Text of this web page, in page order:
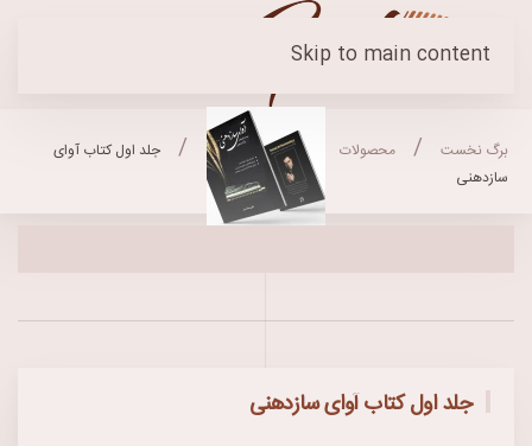
Skip to main content
برگ نخست محصولات کتابهای آموزشی
جلد اول کتاب آوای
سازدهنی
جلد اول کتاب آوای سازدهنی